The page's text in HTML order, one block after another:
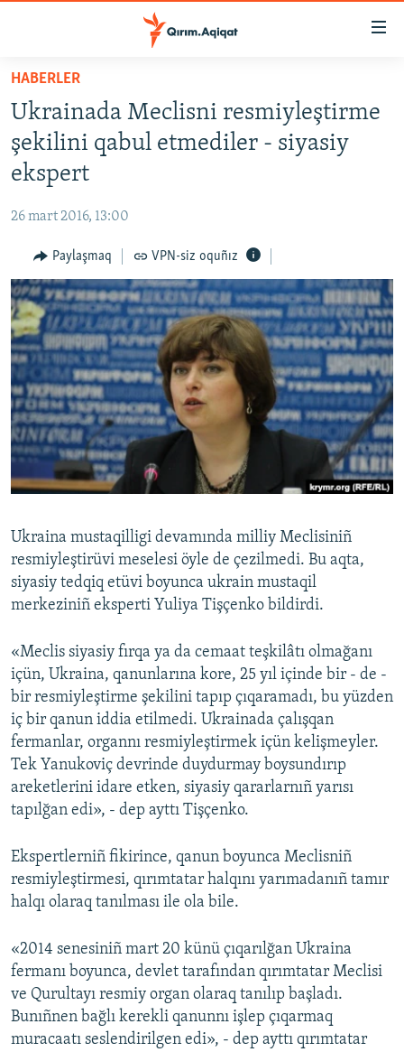
Esas
qaytmaq
Baş
navigatsiyağa
qaytmaq
Qıdıruvğa
HABERLER
SİYASET
İQTİSADİYAT
MEDENİYET
İNSAN AQLARI
VİDEO
SÜRET
BLOGLAR
FİKİR
Русский
Українською
RFE/RS bütün saytları
HABERLER
Ukrainada Meclisni resmiyleştirme
şekilini qabul etmediler - siyasiy
ekspert
26 mart 2016, 13:00
Paylaşmaq VPN-siz oquñız
Ukraina mustaqilligi devamında milliy Meclisiniñ
resmiyleştirüvi meselesi öyle de çezilmedi. Bu aqta,
siyasiy tedqiq etüvi boyunca ukrain mustaqil
merkeziniñ eksperti Yuliya Tişçenko bildirdi.
«Meclis siyasiy fırqa ya da cemaat teşkilâtı olmağanı
içün, Ukraina, qanunlarına kore, 25 yıl içinde bir - de -
bir resmiyleştirme şekilini tapıp çıqaramadı, bu yüzden
iç bir qanun iddia etilmedi. Ukrainada çalışqan
fermanlar, organnı resmiyleştirmek içün kelişmeyler.
Tek Yanukoviç devrinde duydurmay boysundırıp
areketlerini idare etken, siyasiy qararlarnıñ yarısı
tapılğan edi», - dep ayttı Tişçenko.
Ekspertlerniñ fikirince, qanun boyunca Meclisniñ
resmiyleştirmesi, qırımtatar halqını yarımadanıñ tamır
halqı olaraq tanılması ile ola bile.
«2014 senesiniñ mart 20 künü çıqarılğan Ukraina
fermanı boyunca, devlet tarafından qırımtatar Meclisi
ve Qurultayı resmiy organ olaraq tanılıp başladı.
Bunıñnen bağlı kerekli qanunnı işlep çıqarmaq
muracaatı seslendirilgen edi», - dep ayttı qırımtatar